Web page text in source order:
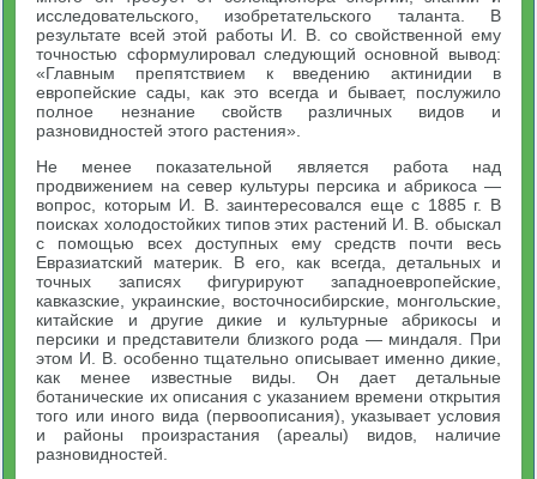
исследовательского, изобретательского таланта. В
результате всей этой работы И. В. со свойственной ему
точностью сформулировал следующий основной вывод:
«Главным препятствием к введению актинидии в
европейские сады, как это всегда и бывает, послужило
полное незнание свойств различных видов и
разновидностей этого растения».
Не менее показательной является работа над
продвижением на север культуры персика и абрикоса —
вопрос, которым И. В. заинтересовался еще с 1885 г. В
поисках холодостойких типов этих растений И. В. обыскал
с помощью всех доступных ему средств почти весь
Евразиатский материк. В его, как всегда, детальных и
точных записях фигурируют западноевропейские,
кавказские, украинские, восточносибирские, монгольские,
китайские и другие дикие и культурные абрикосы и
персики и представители близкого рода — миндаля. При
этом И. В. особенно тщательно описывает именно дикие,
как менее известные виды. Он дает детальные
ботанические их описания с указанием времени открытия
того или иного вида (первоописания), указывает условия
и районы произрастания (ареалы) видов, наличие
разновидностей.